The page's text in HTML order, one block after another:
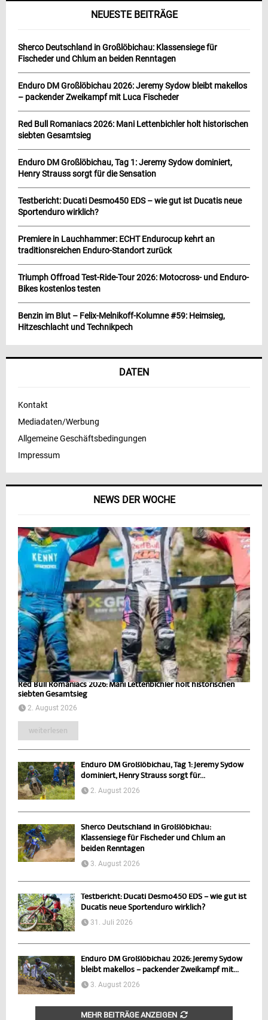
NEWS DER WOCHE
Red Bull Romaniacs 2026: Mani Lettenbichler holt historischen
siebten Gesamtsieg
2. August 2026
weiterlesen
Enduro DM Großlöbichau, Tag 1: Jeremy Sydow
dominiert, Henry Strauss sorgt für...
2. August 2026
Sherco Deutschland in Großlöbichau:
Klassensiege für Fischeder und Chlum an
beiden Renntagen
3. August 2026
Testbericht: Ducati Desmo450 EDS – wie gut ist
Ducatis neue Sportenduro wirklich?
31. Juli 2026
Enduro DM Großlöbichau 2026: Jeremy Sydow
bleibt makellos – packender Zweikampf mit...
3. August 2026
MEHR BEITRÄGE ANZEIGEN
NEUESTE BEITRÄGE
Sherco Deutschland in Großlöbichau: Klassensiege für
Fischeder und Chlum an beiden Renntagen
Enduro DM Großlöbichau 2026: Jeremy Sydow bleibt makellos
– packender Zweikampf mit Luca Fischeder
Red Bull Romaniacs 2026: Mani Lettenbichler holt historischen
siebten Gesamtsieg
Enduro DM Großlöbichau, Tag 1: Jeremy Sydow dominiert,
Henry Strauss sorgt für die Sensation
Testbericht: Ducati Desmo450 EDS – wie gut ist Ducatis neue
Sportenduro wirklich?
Premiere in Lauchhammer: ECHT Endurocup kehrt an
traditionsreichen Enduro-Standort zurück
Triumph Offroad Test-Ride-Tour 2026: Motocross- und Enduro-
Bikes kostenlos testen
Benzin im Blut – Felix-Melnikoff-Kolumne #59: Heimsieg,
Hitzeschlacht und Technikpech
DATEN
Kontakt
Mediadaten/Werbung
Allgemeine Geschäftsbedingungen
Impressum